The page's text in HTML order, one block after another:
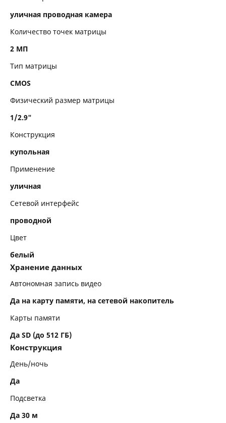
Размеры и вес
Объектив
Работа с изображением
Интерфейсы
Эксплуатация
уличная проводная камера
Количество точек матрицы
2 МП
Тип матрицы
CMOS
Физический размер матрицы
1/2.9"
Конструкция
купольная
Применение
уличная
Сетевой интерфейс
проводной
Цвет
белый
Хранение данных
Автономная запись видео
Да на карту памяти, на сетевой накопитель
Карты памяти
Да SD (до 512 ГБ)
Конструкция
День/ночь
Да
Подсветка
Да 30 м